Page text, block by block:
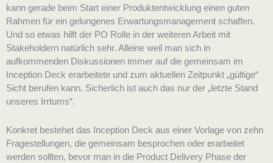
kann gerade beim Start einer Produktentwicklung einen guten
Rahmen für ein gelungenes Erwartungsmanagement schaffen.
Und so etwas hilft der PO Rolle in der weiteren Arbeit mit
Stakeholdern natürlich sehr. Alleine weil man sich in
aufkommenden Diskussionen immer auf die gemeinsam im
Inception Deck erarbeitete und zum aktuellen Zeitpunkt „gültige“
Sicht berufen kann. Sicherlich ist auch das nur der „letzte Stand
unseres Irrtums“.
Konkret bestehet das Inception Deck aus einer Vorlage von zehn
Fragestellungen, die gemeinsam besprochen oder erarbeitet
werden sollten, bevor man in die Product Delivery Phase der